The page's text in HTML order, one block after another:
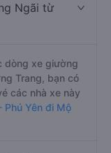
Ngãi từ
dòng xe giường
Trang, bạn có
các nhà xe này
Phú Yên đi Mộ